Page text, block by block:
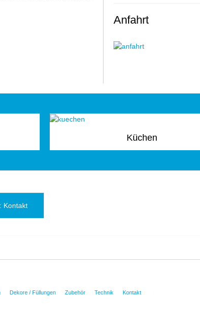
Anfahrt
Küchen
Kontakt
Dekore / Füllungen Zubehör Technik Kontakt